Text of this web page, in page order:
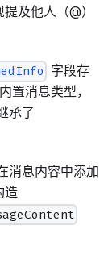
及他人（@）
字段存
置消息类型，
承了
消息内容中添加
造